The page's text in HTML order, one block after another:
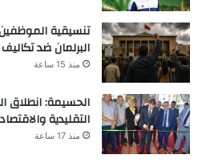
تنسيقية الموظفين
البرلمان ضد
منذ 15 ساعة
الحسيمة: انطلاق
التقليدية
منذ 17 ساعة